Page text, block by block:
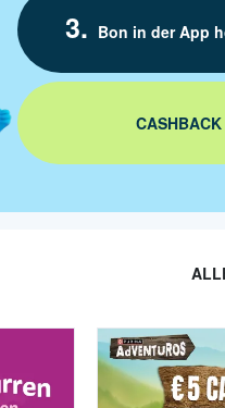
Bon in der App